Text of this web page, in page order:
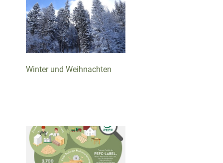
Winter und Weihnachten